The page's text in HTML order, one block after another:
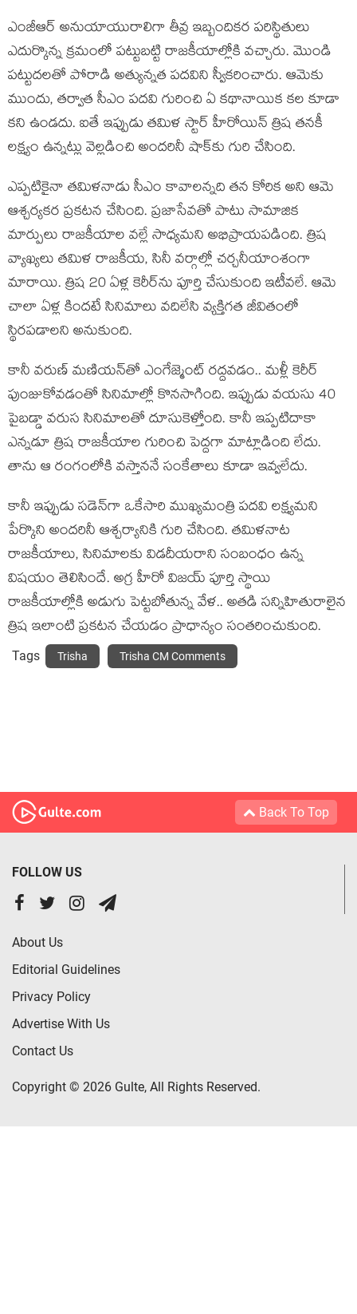
ఎంజీఆర్ అనుయాయురాలిగా తీవ్ర ఇబ్బందిక‌ర ప‌రిస్థితులు
ఎదుర్కొన్న క్ర‌మంలో ప‌ట్టుబ‌ట్టి రాజ‌కీయాల్లోకి వ‌చ్చారు. మొండి
ప‌ట్టుద‌ల‌తో పోరాడి అత్యున్న‌త ప‌ద‌విని స్వీక‌రించారు. ఆమెకు
ముందు, త‌ర్వాత సీఎం ప‌ద‌వి గురించి ఏ క‌థానాయిక క‌ల కూడా
క‌ని ఉండ‌దు. ఐతే ఇప్పుడు త‌మిళ స్టార్ హీరోయిన్ త్రిష త‌న‌కీ
ల‌క్ష్యం ఉన్న‌ట్లు వెల్ల‌డించి అంద‌రినీ షాక్‌కు గురి చేసింది.
ఎప్ప‌టికైనా త‌మిళ‌నాడు సీఎం కావాల‌న్న‌ది త‌న కోరిక అని ఆమె
ఆశ్చ‌ర్య‌క‌ర ప్ర‌క‌ట‌న చేసింది. ప్రజాసేవతో పాటు సామాజిక
మార్పులు రాజకీయాల వల్లే సాధ్యమని అభిప్రాయపడింది. త్రిష‌
వ్యాఖ్యలు తమిళ రాజకీయ, సినీ వర్గాల్లో చర్చనీయాంశంగా
మారాయి. త్రిష 20 ఏళ్ల కెరీర్‌ను పూర్తి చేసుకుంది ఇటీవ‌లే. ఆమె
చాలా ఏళ్ల కింద‌టే సినిమాలు వ‌దిలేసి వ్య‌క్తిగ‌త జీవితంలో
స్థిర‌ప‌డాల‌ని అనుకుంది.
కానీ వ‌రుణ్ మ‌ణియ‌న్‌తో ఎంగేజ్మెంట్ ర‌ద్ద‌వ‌డం.. మ‌ళ్లీ కెరీర్
పుంజుకోవ‌డంతో సినిమాల్లో కొన‌సాగింది. ఇప్పుడు వ‌య‌సు 40
పైబ‌డ్డా వ‌రుస సినిమాల‌తో దూసుకెళ్తోంది. కానీ ఇప్ప‌టిదాకా
ఎన్న‌డూ త్రిష రాజ‌కీయాల గురించి పెద్ద‌గా మాట్లాడింది లేదు.
తాను ఆ రంగంలోకి వ‌స్తాన‌నే సంకేతాలు కూడా ఇవ్వ‌లేదు.
కానీ ఇప్పుడు స‌డెన్‌గా ఒకేసారి ముఖ్య‌మంత్రి ప‌ద‌వి ల‌క్ష్య‌మ‌ని
పేర్కొని అంద‌రినీ ఆశ్చ‌ర్యానికి గురి చేసింది. తమిళనాట
రాజకీయాలు, సినిమాలకు విడదీయరాని సంబంధం ఉన్న
విషయం తెలిసిందే. అగ్ర హీరో విజయ్ పూర్తి స్థాయి
రాజ‌కీయాల్లోకి అడుగు పెట్ట‌బోతున్న వేళ.. అత‌డి స‌న్నిహితురాలైన‌
త్రిష ఇలాంటి ప్ర‌క‌ట‌న చేయ‌డం ప్రాధాన్యం సంత‌రించుకుంది.
Tags Trisha Trisha CM Comments
Back To Top
FOLLOW US
About Us
Editorial Guidelines
Privacy Policy
Advertise With Us
Contact Us
Copyright © 2026 Gulte, All Rights Reserved.